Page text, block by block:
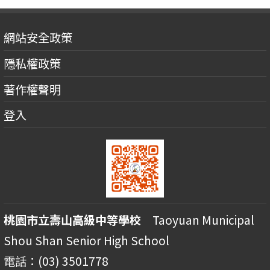
網站安全政策
隱私權政策
著作權聲明
登入
桃園市立壽山高級中等學校 Taoyuan Municipal
Shou Shan Senior High School
電話：(03) 3501778